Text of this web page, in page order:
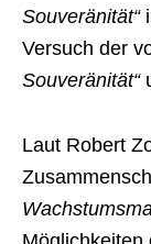
Souveränität“
Versuch der
Souveränität“
Laut Robert